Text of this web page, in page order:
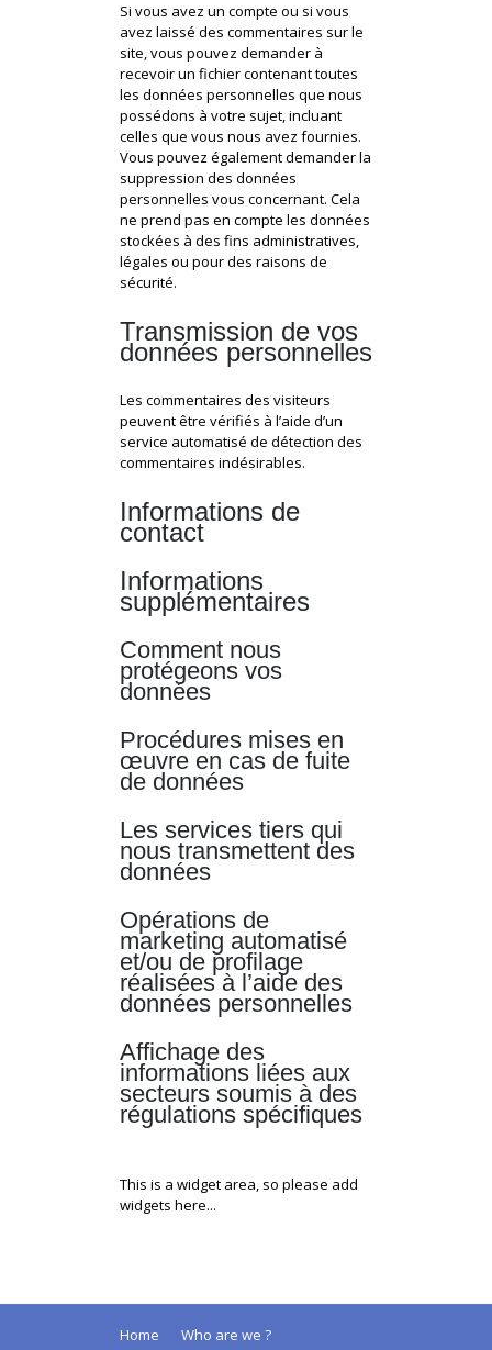
Si vous avez un compte ou si vous
avez laissé des commentaires sur le
site, vous pouvez demander à
recevoir un fichier contenant toutes
les données personnelles que nous
possédons à votre sujet, incluant
celles que vous nous avez fournies.
Vous pouvez également demander la
suppression des données
personnelles vous concernant. Cela
ne prend pas en compte les données
stockées à des fins administratives,
légales ou pour des raisons de
sécurité.
Transmission de vos
données personnelles
Les commentaires des visiteurs
peuvent être vérifiés à l’aide d’un
service automatisé de détection des
commentaires indésirables.
Informations de
contact
Informations
supplémentaires
Comment nous
protégeons vos
données
Procédures mises en
œuvre en cas de fuite
de données
Les services tiers qui
nous transmettent des
données
Opérations de
marketing automatisé
et/ou de profilage
réalisées à l’aide des
données personnelles
Affichage des
informations liées aux
secteurs soumis à des
régulations spécifiques
This is a widget area, so please add
widgets here...
Home
Who are we ?